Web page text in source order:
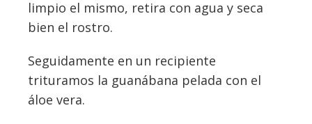
limpio el mismo, retira con agua y seca
bien el rostro.
Seguidamente en un recipiente
trituramos la guanábana pelada con el
áloe vera.